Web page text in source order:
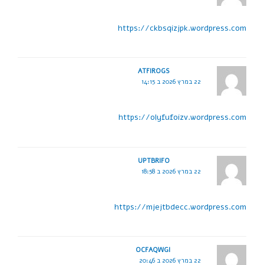
https://ckbsqizjpk.wordpress.com
ATFIROGS
22 במרץ 2026 ב 14:15
https://olyfufoizv.wordpress.com
UPTBRIFO
22 במרץ 2026 ב 18:58
https://mjejtbdecc.wordpress.com
OCFAQWGI
22 במרץ 2026 ב 20:46